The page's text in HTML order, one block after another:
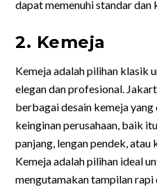
dapat memenuhi standar dan
2. Kemeja
Kemeja adalah pilihan klasik
elegan dan profesional.
berbagai desain kemeja
keinginan perusahaan, baik
panjang, lengan pendek,
Kemeja adalah pilihan ideal
mengutamakan tampilan rapi